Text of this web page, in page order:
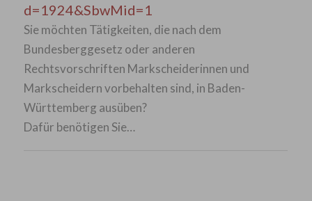
d=1924&SbwMid=1
Sie möchten Tätigkeiten, die nach dem
Bundesberggesetz oder anderen
Rechtsvorschriften Markscheiderinnen und
Markscheidern vorbehalten sind, in Baden-
Württemberg ausüben?
Dafür benötigen Sie…